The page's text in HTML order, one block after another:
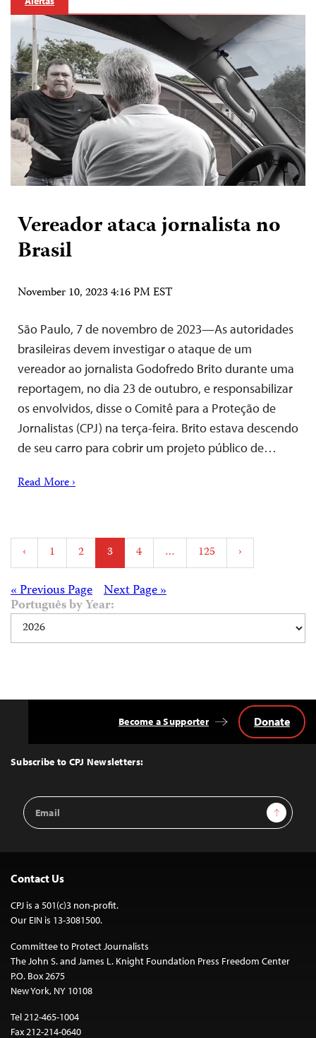
Vereador ataca jornalista no
Brasil
November 10, 2023 4:16 PM EST
São Paulo, 7 de novembro de 2023—As autoridades
brasileiras devem investigar o ataque de um
vereador ao jornalista Godofredo Brito durante uma
reportagem, no dia 23 de outubro, e responsabilizar
os envolvidos, disse o Comitê para a Proteção de
Jornalistas (CPJ) na terça-feira. Brito estava descendo
de seu carro para cobrir um projeto público de…
Read More ›
Posts
pagination
‹ 1 2 3 4 … 125 ›
Posts
navigation
Next Page »
« Previous Page
Português by Year:
Top
Subscribe to CPJ Newsletters:
Email
Address
Sign Up
Become a Supporter Donate
Contact Us
CPJ is a 501(c)3 non-profit.
Our EIN is 13-3081500.
Committee to Protect Journalists
The John S. and James L. Knight Foundation Press Freedom Center
P.O. Box 2675
New York, NY 10108
Tel 212-465-1004
Fax 212-214-0640